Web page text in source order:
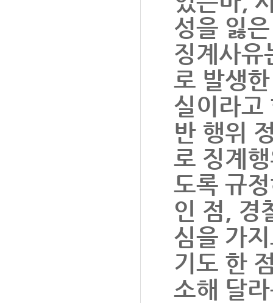
성을 잃
징계사유
로 발생
실이라고
반 행위
로 징계
도록 규
인 점, 경
심을 가
기도 한
소해 달